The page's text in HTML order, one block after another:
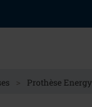
> Prothèse Energy